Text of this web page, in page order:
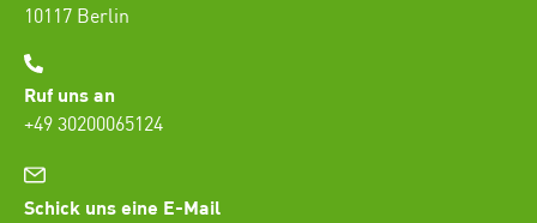
10117 Berlin
Ruf uns an
+49 30200065124
Schick uns eine E-Mail